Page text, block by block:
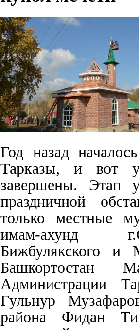
Год назад
Тарказы, и вот
завершены. Этап
праздничной
только местные
имам-ахунд
Бижбулякского и
Башкортостан
Администрации
Гульнур
района Фидан